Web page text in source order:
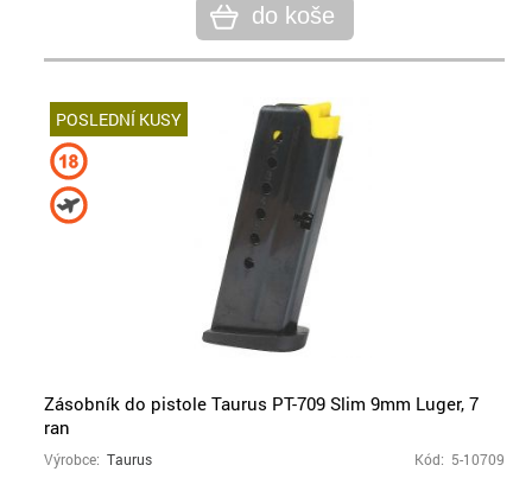
do koše
POSLEDNÍ KUSY
Zásobník do pistole Taurus PT-709 Slim 9mm Luger, 7
ran
Výrobce: Taurus Kód: 5-10709